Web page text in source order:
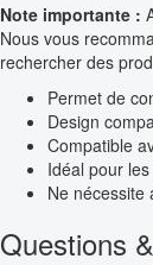
Note importante :
Nous vous
rechercher des
Permet de
Design
Compatible
Idéal pour
Ne nécessite
Questions